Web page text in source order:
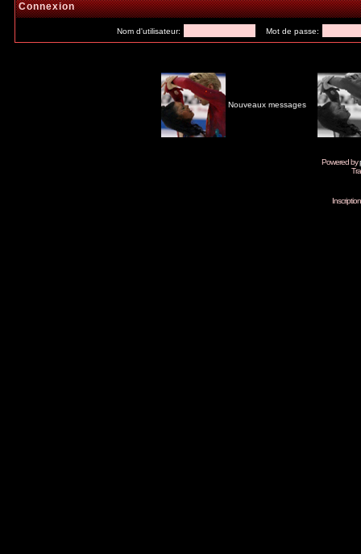
Connexion
Nom d'utilisateur: Mot de passe:
Nouveaux messages
Powered by